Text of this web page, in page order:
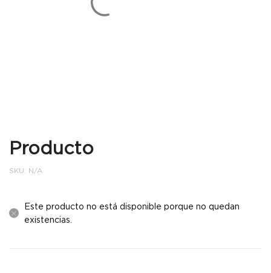
Producto
SKU: N/A
Este producto no está disponible porque no quedan
existencias.